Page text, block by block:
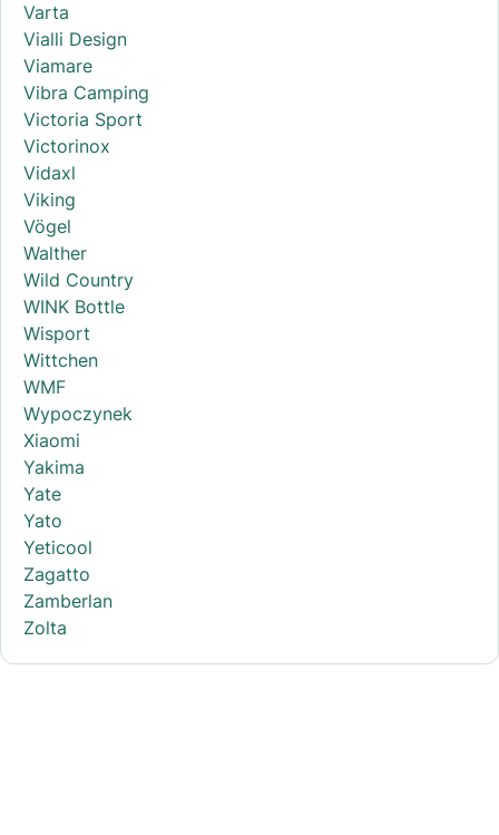
Varta
Vialli Design
Viamare
Vibra Camping
Victoria Sport
Victorinox
Vidaxl
Viking
Vögel
Walther
Wild Country
WINK Bottle
Wisport
Wittchen
WMF
Wypoczynek
Xiaomi
Yakima
Yate
Yato
Yeticool
Zagatto
Zamberlan
Zolta